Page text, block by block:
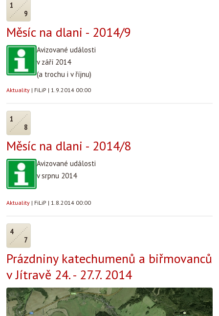
1
9
Měsíc na dlani - 2014/9
Avizované události
v září 2014
(a trochu i v říjnu)
Aktuality | FiLiP | 1.9.2014 00:00
1
8
Měsíc na dlani - 2014/8
Avizované události
v srpnu 2014
Aktuality | FiLiP | 1.8.2014 00:00
4
7
Prázdniny katechumenů a biřmovanců
v Jítravě 24. - 27.7. 2014